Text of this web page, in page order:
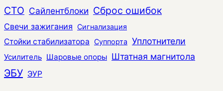
СТО Сайлентблоки Сброс ошибок
Свечи зажигания Сигнализация
Стойки стабилизатора Суппорта Уплотнители
Усилитель Шаровые опоры Штатная магнитола
ЭБУ ЭУР